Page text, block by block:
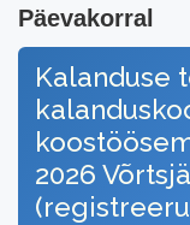
Päevakorral
Kalanduse
2026